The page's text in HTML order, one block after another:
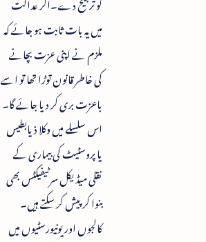
میں یہ بات ثابت ہو جائے کہ
ملزم نے اپنی عزت بچانے
کی خاطر قانون توڑا تھا تو اسے
باعزت بری کر دیا جائے گا۔
اس سلسلے میں وکلا ذیابطیس
یا پروسٹیٹ کی بیماری کے
نقلی میڈیکل سرٹیفیکٹس بھی
بنوا کر پیش کر سکتے ہیں۔
کالجوں اور یونیورسٹیوں میں